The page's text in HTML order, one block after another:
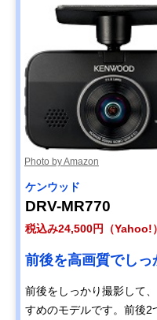
Photo by Amazon
ケンウッド
DRV-MR770
税込み24,500円（Yahoo!）
前後を高画質でしっ
前後をしっかり撮影して
すめのモデルです。前後2